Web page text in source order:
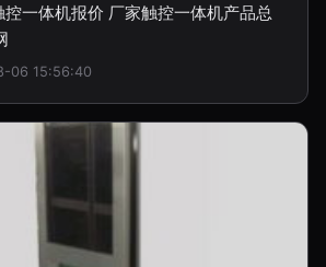
一体机报价 厂家触控一体机产品总
06 15:56:40